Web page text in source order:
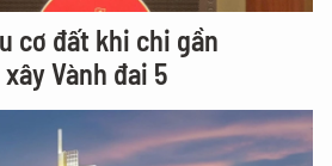
cơ đất khi chi gần
Vành đai 5